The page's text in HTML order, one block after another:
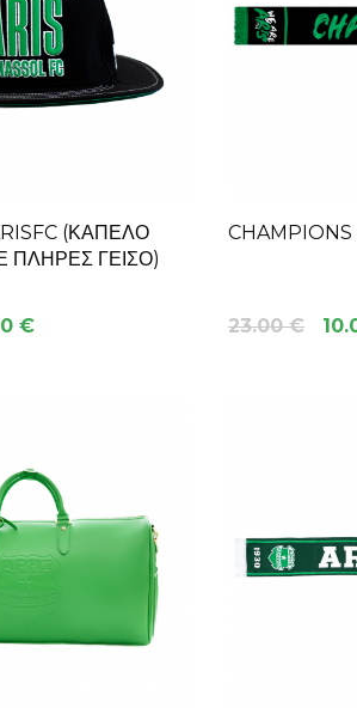
(ΚΑΠΈΛΟ
ΠΛΉΡΕΣ ΓΕΊΣΟ)
€
CHAMPIONS
23.00 €